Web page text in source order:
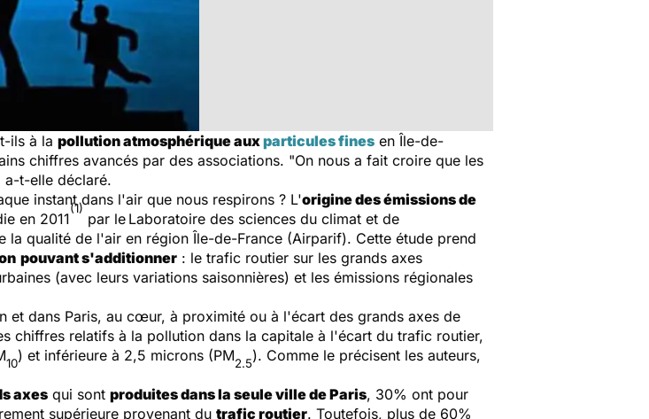
ils à la pollution atmosphérique auxparticules fines en Île-de-
chiffres avancés par des associations. "On nous a fait croire que les
a-t-elle déclaré.
instant dans l'air que nous respirons ? L'origine des émissions de
en 2011
(1)
par le Laboratoire des sciences du climat et de
la qualité de l'air en région Île-de-France (Airparif). Cette étude prend
pouvant s'additionner : le trafic routier sur les grands axes
(avec leurs variations saisonnières) et les émissions régionales
et dans Paris, au cœur, à proximité ou à l'écart des grands axes de
chiffres relatifs à la pollution dans la capitale à l'écart du trafic routier,
10) et inférieure à 2,5 microns (PM2.5). Comme le précisent les auteurs,
axes qui sont produites dans la seule ville de Paris, 30% ont pour
supérieure provenant du trafic routier. Toutefois, plus de 60%